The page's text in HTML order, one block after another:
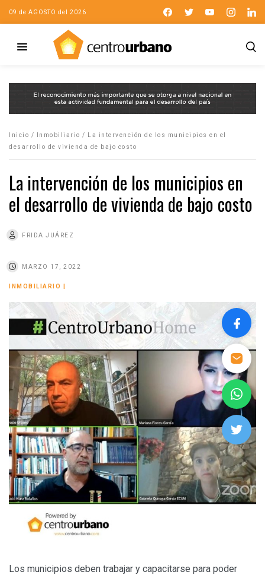
09 de AGOSTO del 2026
Inicio / Inmobiliario /
La intervención de los municipios en el
desarrollo de vivienda de bajo costo
La intervención de los municipios en
el desarrollo de vivienda de bajo costo
FRIDA JUÁREZ
MARZO 17, 2022
INMOBILIARIO
Los municipios deben trabajar y capacitarse para poder